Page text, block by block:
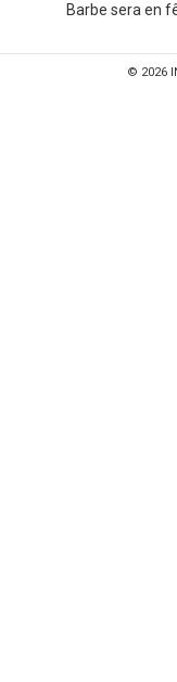
Barbe sera en
© 2026